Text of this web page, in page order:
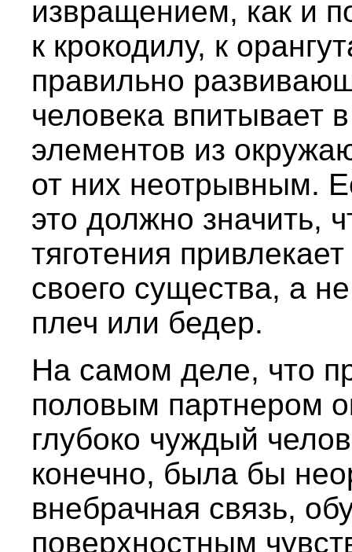
извращением, как и
к крокодилу, к
правильно
человека впитывает
элементов из
от них неотрывным.
это должно значить,
тяготения
своего существа, а
плеч или бедер.
На самом деле, что
половым партнером
глубоко чуждый
конечно, была бы
внебрачная связь,
поверхностным